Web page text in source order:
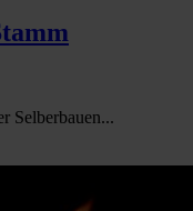
Selberbauen...